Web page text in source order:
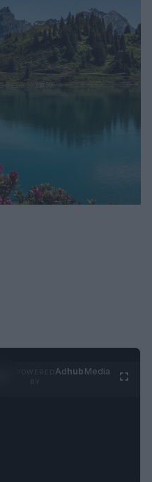
Adhub Media